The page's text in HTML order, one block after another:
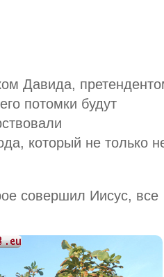
Давида,
потомки будут
который не только
совершил Иисус, все